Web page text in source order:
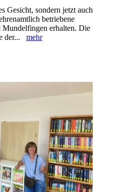
Gesicht, sondern jetzt auch
betriebene
erhalten. Die
der... mehr